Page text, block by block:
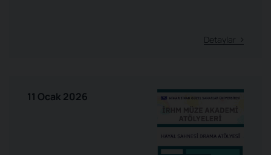
Detaylar
11 Ocak 2026